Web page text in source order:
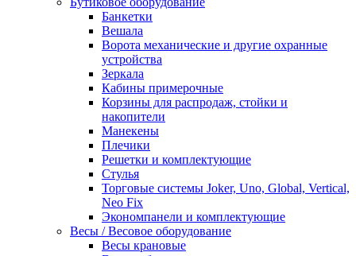
Банкетки
Вешала
Ворота механические и другие охранные
устройства
Зеркала
Кабины примерочные
Корзины для распродаж, стойки и
накопители
Манекены
Плечики
Решетки и комплектующие
Стулья
Торговые системы Joker, Uno, Global, Vertical,
Neo Fix
Экономпанели и комплектующие
Весы / Весовое оборудование
Весы крановые